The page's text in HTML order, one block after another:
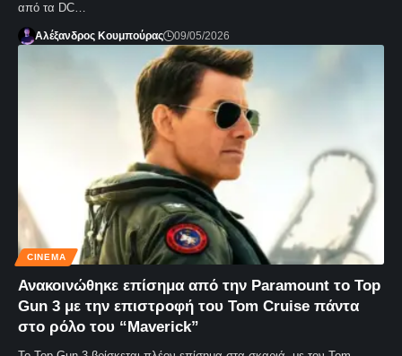
από τα DC…
Αλέξανδρος Κουμπούρας 09/05/2026
CINEMA
Ανακοινώθηκε επίσημα από την Paramount το Top
Gun 3 με την επιστροφή του Tom Cruise πάντα
στο ρόλο του “Maverick”